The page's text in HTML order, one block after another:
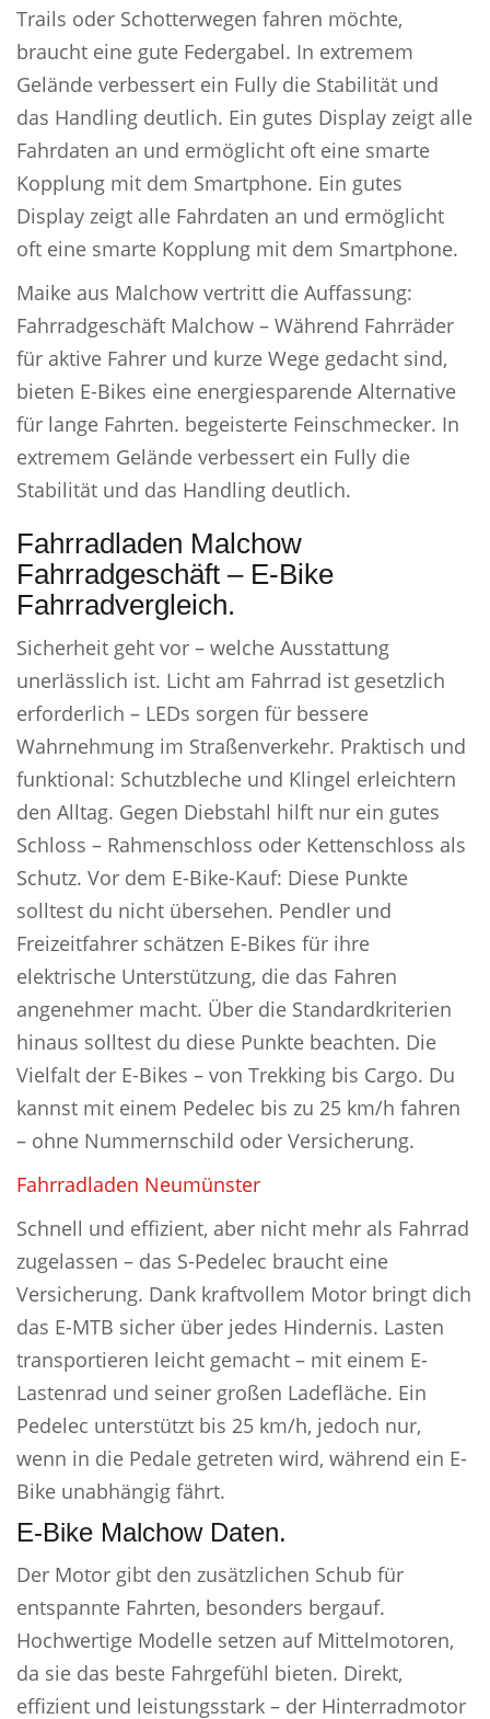
Trails oder Schotterwegen fahren möchte,
braucht eine gute Federgabel. In extremem
Gelände verbessert ein Fully die Stabilität und
das Handling deutlich. Ein gutes Display zeigt alle
Fahrdaten an und ermöglicht oft eine smarte
Kopplung mit dem Smartphone. Ein gutes
Display zeigt alle Fahrdaten an und ermöglicht
oft eine smarte Kopplung mit dem Smartphone.
Maike aus Malchow vertritt die Auffassung:
Fahrradgeschäft Malchow – Während Fahrräder
für aktive Fahrer und kurze Wege gedacht sind,
bieten E-Bikes eine energiesparende Alternative
für lange Fahrten. begeisterte Feinschmecker. In
extremem Gelände verbessert ein Fully die
Stabilität und das Handling deutlich.
Fahrradladen Malchow
Fahrradgeschäft – E-Bike
Fahrradvergleich.
Sicherheit geht vor – welche Ausstattung
unerlässlich ist. Licht am Fahrrad ist gesetzlich
erforderlich – LEDs sorgen für bessere
Wahrnehmung im Straßenverkehr. Praktisch und
funktional: Schutzbleche und Klingel erleichtern
den Alltag. Gegen Diebstahl hilft nur ein gutes
Schloss – Rahmenschloss oder Kettenschloss als
Schutz. Vor dem E-Bike-Kauf: Diese Punkte
solltest du nicht übersehen. Pendler und
Freizeitfahrer schätzen E-Bikes für ihre
elektrische Unterstützung, die das Fahren
angenehmer macht. Über die Standardkriterien
hinaus solltest du diese Punkte beachten. Die
Vielfalt der E-Bikes – von Trekking bis Cargo. Du
kannst mit einem Pedelec bis zu 25 km/h fahren
– ohne Nummernschild oder Versicherung.
Fahrradladen Neumünster
Schnell und effizient, aber nicht mehr als Fahrrad
zugelassen – das S-Pedelec braucht eine
Versicherung. Dank kraftvollem Motor bringt dich
das E-MTB sicher über jedes Hindernis. Lasten
transportieren leicht gemacht – mit einem E-
Lastenrad und seiner großen Ladefläche. Ein
Pedelec unterstützt bis 25 km/h, jedoch nur,
wenn in die Pedale getreten wird, während ein E-
Bike unabhängig fährt.
E-Bike Malchow Daten.
Der Motor gibt den zusätzlichen Schub für
entspannte Fahrten, besonders bergauf.
Hochwertige Modelle setzen auf Mittelmotoren,
da sie das beste Fahrgefühl bieten. Direkt,
effizient und leistungsstark – der Hinterradmotor